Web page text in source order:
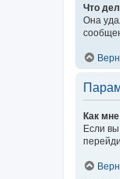
Что
Она
Как
Если